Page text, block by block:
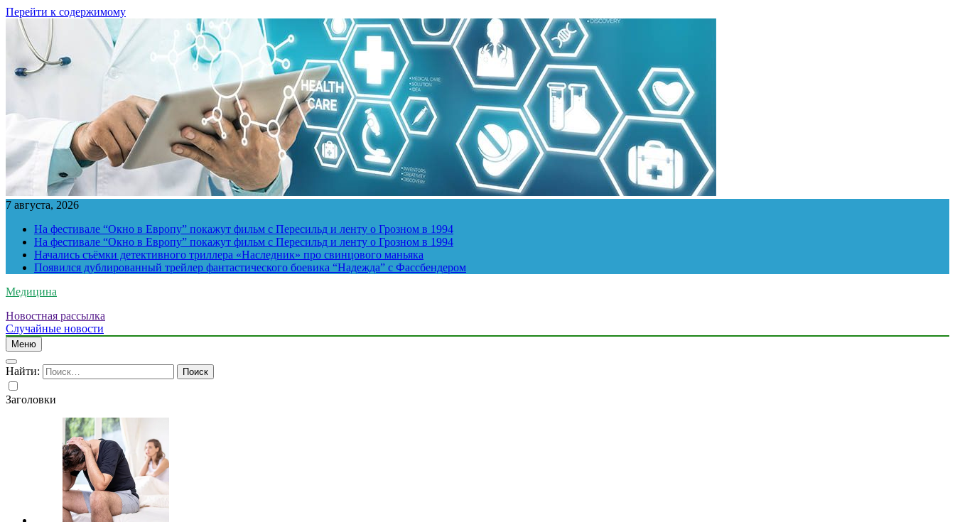
Перейти к содержимому
7 августа, 2026
На фестивале “Окно в Европу” покажут фильм с Пересильд и ленту о Грозном в 1994
На фестивале “Окно в Европу” покажут фильм с Пересильд и ленту о Грозном в 1994
Начались съёмки детективного триллера «Наследник» про свинцового маньяка
Появился дублированный трейлер фантастического боевика “Надежда” с Фассбендером
Медицина
Новостная рассылка
Случайные новости
Меню
Найти:
Заголовки